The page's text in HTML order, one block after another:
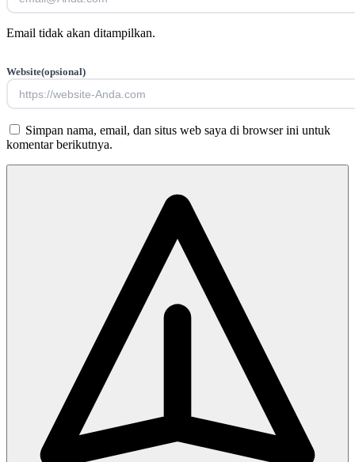
Email tidak akan ditampilkan.
Website(opsional)
Simpan nama, email, dan situs web saya di browser ini untuk
komentar berikutnya.